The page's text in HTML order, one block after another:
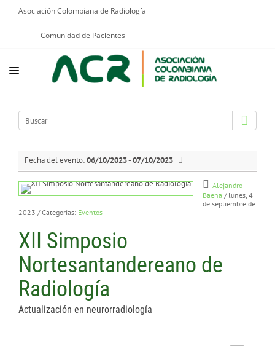
Asociación Colombiana de Radiología
Comunidad de Pacientes
NOSOTROS
PUBLICACIONES
PROGRAMAS INSTITUCIONALES
GRUPOS CIENTÍFICOS
CONTÁCTENOS
Fecha del evento:06/10/2023 - 07/10/2023
Alejandro
Baena / lunes, 4
de septiembre de
2023 / Categorías: Eventos
XII Simposio
Nortesantandereano de
Radiología
Actualización en neurorradiología